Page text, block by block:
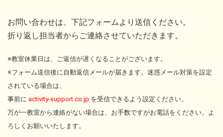
お問い合わせは、下記フォームより送信ください。
折り返し担当者からご連絡させていただきます。
※教室休業日は、ご返信が遅くなることがございます。
※フォーム送信後に自動返信メールが届きます。迷惑メール対策を設定
されている場合は、
事前に activity-support.co.jp を受信できるよう設定ください。
万が一教室から連絡がない場合は、お手数ですがお電話をください。よ
ろしくお願いいたします。